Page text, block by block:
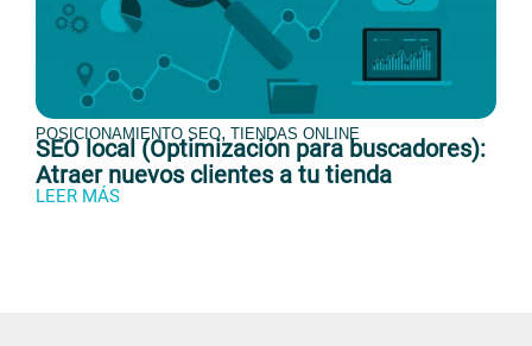
POSICIONAMIENTO SEO, TIENDAS ONLINE
SEO local (Optimización para buscadores):
Atraer nuevos clientes a tu tienda
LEER MÁS